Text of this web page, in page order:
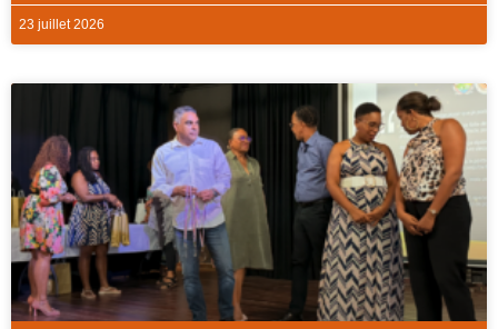
23 juillet 2026